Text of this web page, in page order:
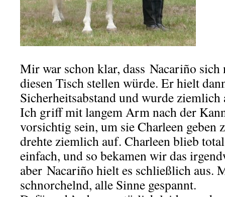
Mir war schon klar, dass Nacariño sich
diesen Tisch stellen würde. Er hielt
Sicherheitsabstand und wurde
Ich griff mit langem Arm nach der
vorsichtig sein, um sie Charleen geben
drehte ziemlich auf. Charleen blieb
einfach, und so bekamen wir das
aber Nacariño hielt es schließlich aus.
schnorchelnd, alle Sinne gespannt.